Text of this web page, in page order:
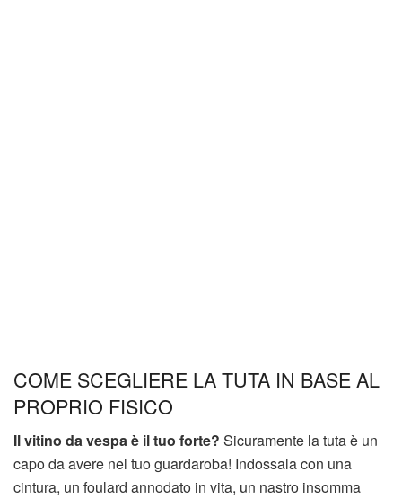
COME SCEGLIERE LA TUTA IN BASE AL
PROPRIO FISICO
Il vitino da vespa è il tuo forte? Sicuramente la tuta è un
capo da avere nel tuo guardaroba! Indossala con una
cintura, un foulard annodato in vita, un nastro insomma